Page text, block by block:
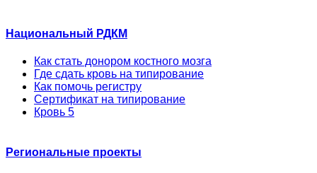
Национальный РДКМ
Как стать донором костного мозга
Где сдать кровь на типирование
Как помочь регистру
Сертификат на типирование
Кровь 5
Региональные проекты